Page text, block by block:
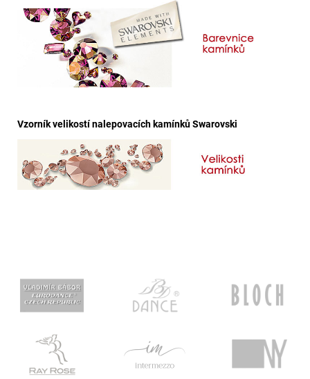
Vzorník velikostí nalepovacích kamínků Swarovski